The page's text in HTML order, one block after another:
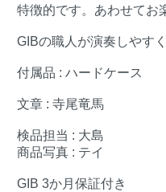
特徴的です。あわせてお
GIBの職人が演奏しやす
付属品 : ハードケース
文章 : 寺尾竜馬
検品担当 : 大島
商品写真 : テイ
GIB 3か月保証付き